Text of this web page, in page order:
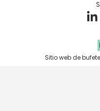
Sitio web de